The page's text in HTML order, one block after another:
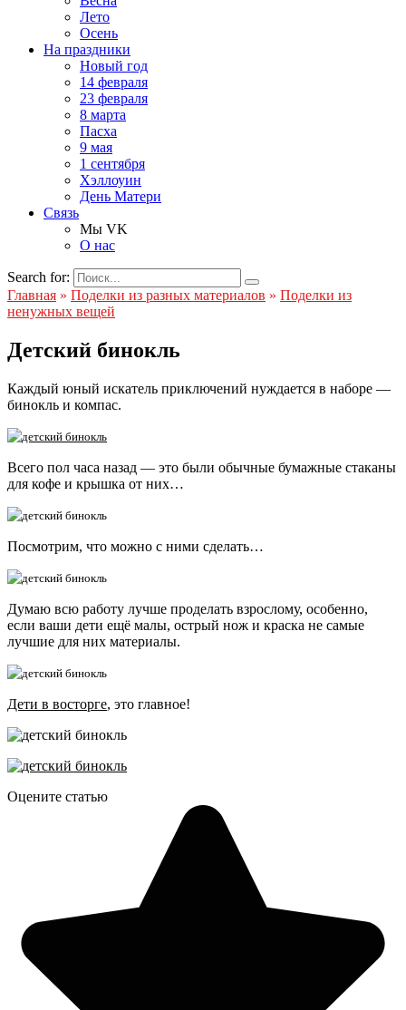
Лето
Осень
На праздники
Новый год
14 февраля
23 февраля
8 марта
Пасха
9 мая
1 сентября
Хэллоуин
День Матери
Связь
Мы VK
О нас
Search for:
Главная » Поделки из разных материалов » Поделки из
ненужных вещей
Детский бинокль
Каждый юный искатель приключений нуждается в наборе —
бинокль и компас.
Всего пол часа назад — это были обычные бумажные стаканы
для кофе и крышка от них…
Посмотрим, что можно с ними сделать…
Думаю всю работу лучше проделать взрослому, особенно,
если ваши дети ещё малы, острый нож и краска не самые
лучшие для них материалы.
Дети в восторге, это главное!
Оцените статью